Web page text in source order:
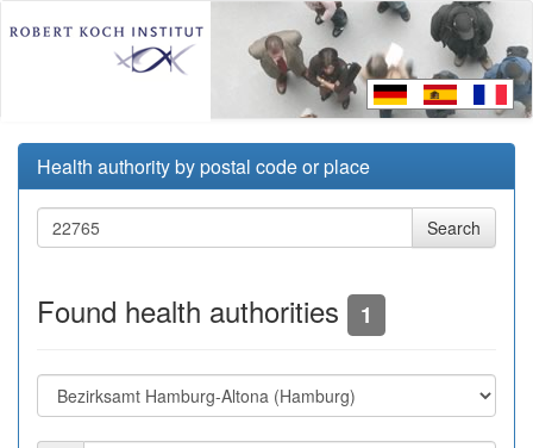
Health authority by postal code or place
Found health authorities 1